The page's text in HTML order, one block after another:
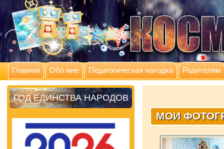
Главная Обо мне Педагогическая находка Родителям
ГОД ЕДИНСТВА НАРОДОВ
МОИ